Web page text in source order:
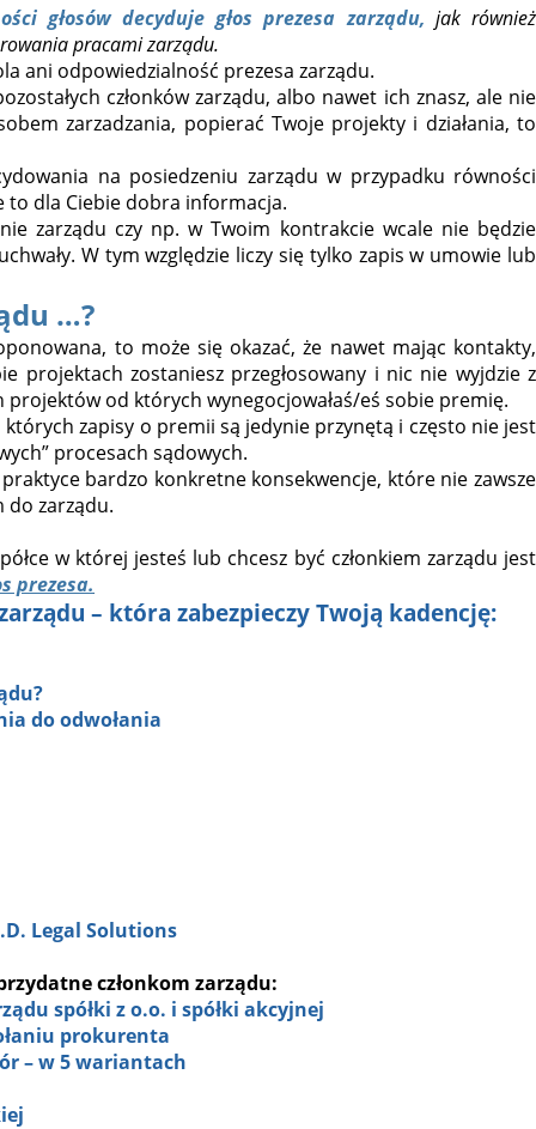
głosów decyduje głos prezesa zarządu, jak również
pracami zarządu.
ani odpowiedzialność prezesa zarządu.
członków zarządu, albo nawet ich znasz, ale nie
zarzadzania, popierać Twoje projekty i działania, to
na posiedzeniu zarządu w przypadku równości
to dla Ciebie dobra informacja.
zarządu czy np. w Twoim kontrakcie wcale nie będzie
W tym względzie liczy się tylko zapis w umowie lub
…?
to może się okazać, że nawet mając kontakty,
projektach zostaniesz przegłosowany i nic nie wyjdzie z
od których wynegocjowałaś/eś sobie premię.
zapisy o premii są jedynie przynętą i często nie jest
procesach sądowych.
bardzo konkretne konsekwencje, które nie zawsze
do zarządu.
w której jesteś lub chcesz być członkiem zarządu jest
prezesa.
– która zabezpieczy Twoją kadencję:
do odwołania
Legal Solutions
członkom zarządu:
spółki z o.o. i spółki akcyjnej
prokurenta
– w 5 wariantach